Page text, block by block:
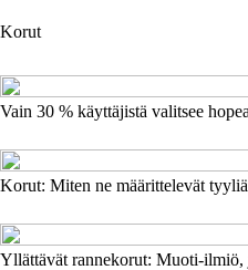
Korut
Vain 30 % käyttäjistä valitsee
Korut: Miten ne määrittelevät
Yllättävät rannekorut: Muoti-